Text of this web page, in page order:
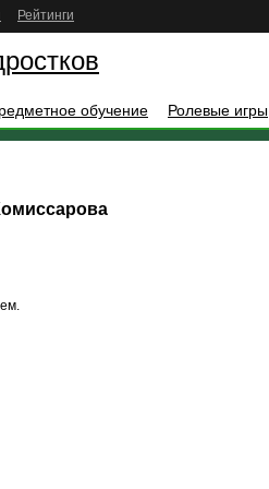
Рейтинги
обучение Ролевые игры